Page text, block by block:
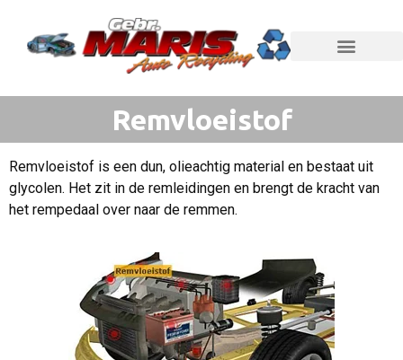
Remvloeistof
Remvloeistof is een dun, olieachtig material en bestaat uit
glycolen. Het zit in de remleidingen en brengt de kracht van
het rempedaal over naar de remmen.